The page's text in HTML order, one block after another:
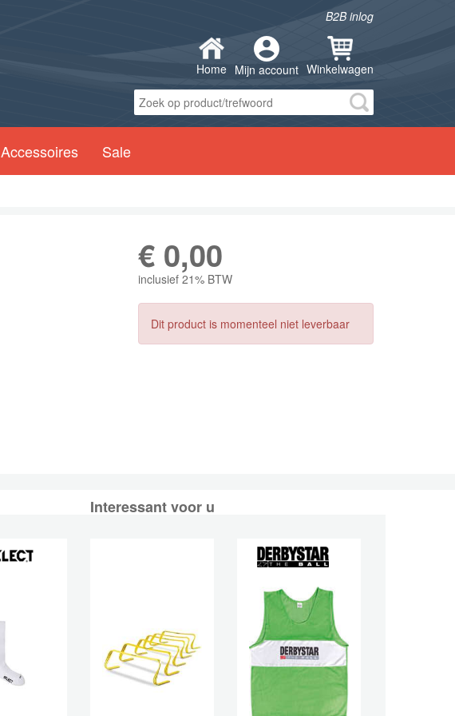
B2B inlog
Home Mijn account Winkelwagen
Accessoires Sale
€ 0,00
inclusief 21% BTW
Dit product is momenteel niet leverbaar
Interessant voor u